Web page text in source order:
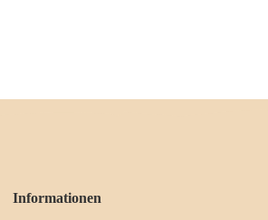
Informationen